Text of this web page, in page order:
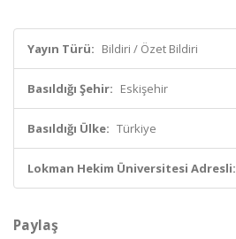
Yayın Türü: Bildiri / Özet Bildiri
Basıldığı Şehir: Eskişehir
Basıldığı Ülke: Türkiye
Lokman Hekim Üniversitesi Adresli:
Paylaş